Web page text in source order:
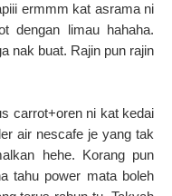
ermmm kat asrama ni
dengan limau hahaha.
nak buat. Rajin pun rajin
carrot+oren ni kat kedai
air nescafe je yang tak
hehe. Korang pun
tahu power mata boleh